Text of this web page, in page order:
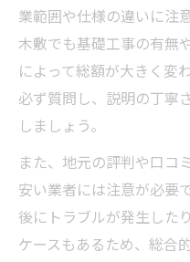
業範囲や仕様の違いに注
木敷でも基礎工事の有無
によって総額が大きく変
必ず質問し、説明の丁寧
しましょう。
また、地元の評判や口コ
安い業者には注意が必要
後にトラブルが発生した
ケースもあるため、総合